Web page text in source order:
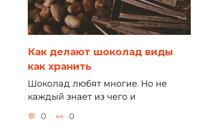
Как делают шоколад виды
как хранить
Шоколад любят многие. Но не
каждый знает из чего и
0 0